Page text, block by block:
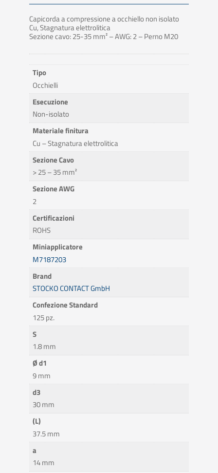
Capicorda a compressione a occhiello non isolato
Cu, Stagnatura elettrolitica
Sezione cavo: 25-35 mm² – AWG: 2 – Perno M20
Tipo
Occhielli
Esecuzione
Non-isolato
Materiale finitura
Cu – Stagnatura elettrolitica
Sezione Cavo
> 25 – 35 mm²
Sezione AWG
2
Certificazioni
ROHS
Miniapplicatore
M7187203
Brand
STOCKO CONTACT GmbH
Confezione Standard
125 pz.
S
1.8 mm
Ø d1
9 mm
d3
30 mm
(L)
37.5 mm
a
14 mm